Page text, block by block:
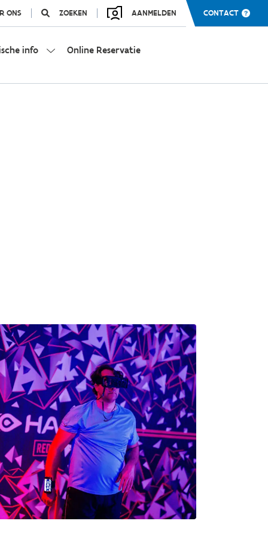
ONS ZOEKEN AANMELDEN CONTACT
info Online Reservatie